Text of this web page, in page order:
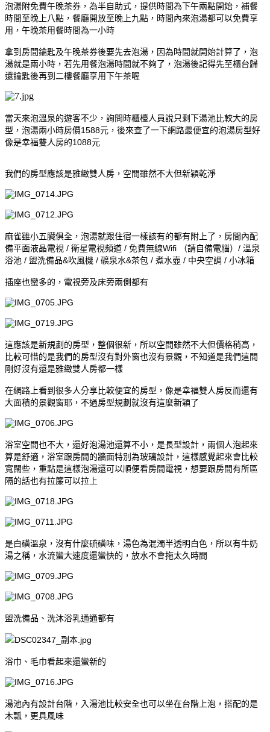
泡湯附免費午晚茶券，為半自助式，提供時間為下午兩點開始，補餐
時間至晚上八點，餐廳開放至晚上九點，時間內來泡湯都可以免費享
用，午晚茶用餐時間為一小時
拿到房間鑰匙及午晚茶券後要先去泡湯，因為時間就開始計算了，泡
湯就是兩小時，若先用餐泡湯時間就不夠了，泡湯後記得先至櫃台歸
還鑰匙後再到二樓餐廳享用下午茶喔
當天來泡溫泉的遊客不少，詢問時櫃檯人員說只剩下湯池比較大的房
型，泡湯兩小時房價1588元，後來查了一下網路最便宜的泡湯房型好
像是幸福雙人房的1088元
我們的房型應該是雅緻雙人房，空間雖然不大但新穎乾淨
麻雀雖小五臟俱全，泡湯就跟住宿一樣該有的都有附上了，房間內配
備平面液晶電視 / 衛星電視頻道 / 免費無線Wifi （請自備電腦）/ 溫泉
浴池 / 盥洗備品&吹風機 / 礦泉水&茶包 / 煮水壺 / 中央空調 / 小冰箱
插座也蠻多的，電視旁及床旁兩側都有
這應該是新規劃的房型，整個很新，所以空間雖然不大但價格稍高，
比較可惜的是我們的房型沒有對外窗也沒有景觀，不知道是我們這間
剛好沒有還是雅緻雙人房都一樣
在網路上看到很多人分享比較便宜的房型，像是幸福雙人房反而還有
大面積的景觀窗耶，不過房型規劃就沒有這麼新穎了
浴室空間也不大，還好泡湯池還算不小，是長型設計，兩個人泡起來
算是舒適，浴室跟房間的牆面特別為玻璃設計，這樣感覺起來會比較
寬闊些，重點是這樣泡湯還可以順便看房間電視，想要跟房間有所區
隔的話也有拉簾可以拉上
是白磺溫泉，沒有什麼硫磺味，湯色為混濁半透明白色，所以有牛奶
湯之稱，水流蠻大速度還蠻快的，放水不會拖太久時間
盥洗備品、洗沐浴乳通通都有
浴巾、毛巾看起來還蠻新的
湯池內有設計台階，入湯池比較安全也可以坐在台階上泡，搭配的是
木瓢，更具風味